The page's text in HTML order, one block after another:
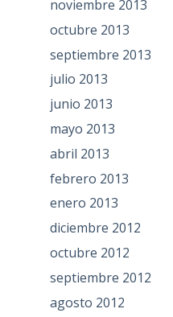
noviembre 2013
octubre 2013
septiembre 2013
julio 2013
junio 2013
mayo 2013
abril 2013
febrero 2013
enero 2013
diciembre 2012
octubre 2012
septiembre 2012
agosto 2012